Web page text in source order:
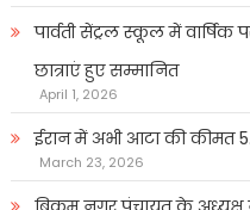
पार्वती सेंट्रल स्कूल में वार्षिक
छात्राएं हुए सम्मानित
April 1, 2026
ईरान में अभी आटा की कीमत
March 23, 2026